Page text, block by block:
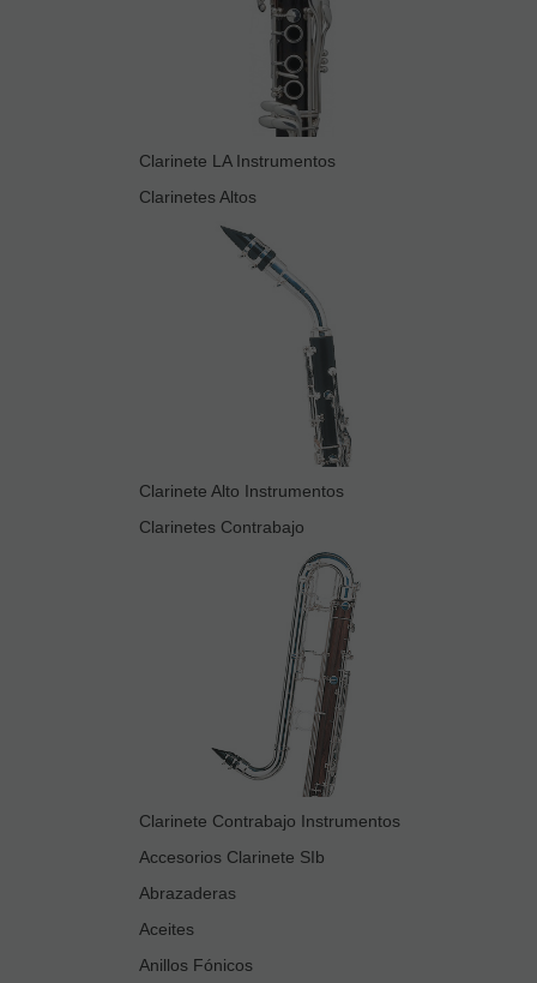
Clarinete LA Instrumentos
Clarinetes Altos
Clarinete Alto Instrumentos
Clarinetes Contrabajo
Clarinete Contrabajo Instrumentos
Accesorios Clarinete SIb
Abrazaderas
Aceites
Anillos Fónicos